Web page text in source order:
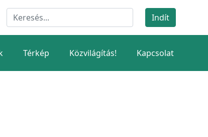
Térkép Közvilágítás! Kapcsolat